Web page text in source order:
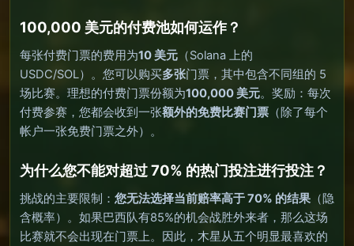
100,000 美元的付费池如何运作？
每张付费门票的费用为10 美元 （Solana 上的
USDC/SOL）。您可以购买多张门票，其中包含不同组的 5
场比赛。理想的付费门票份额为100,000 美元。奖励：每次
付费参赛，您都会收到一张额外的免费比赛门票 （除了每个
帐户一张免费门票之外）。
为什么您不能对超过 70% 的热门投注进行投注？
挑战的主要限制： 您无法选择当前赔率高于 70% 的结果 （隐
含概率）。如果巴西队有85%的机会战胜外来者，那么这场
比赛就不会出现在门票上。因此，木星从五个明显最喜欢的